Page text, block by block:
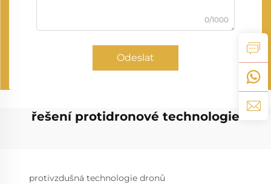
0/1000
Odeslat
řešení protidronové technologie
protivzdušná technologie dronů